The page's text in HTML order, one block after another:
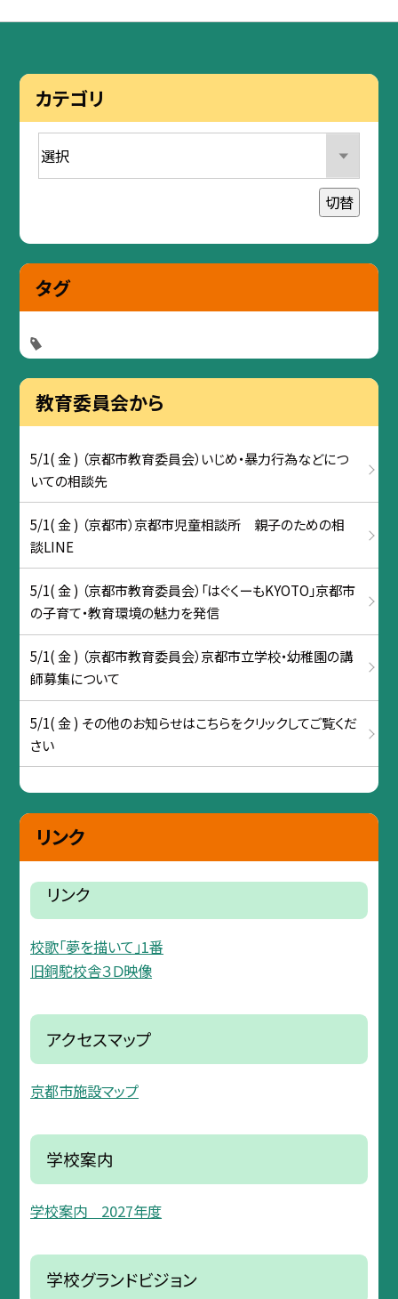
カテゴリ
切替
タグ
教育委員会から
5/1( 金 ) （京都市教育委員会）いじめ・暴力行為などにつ
いての相談先
5/1( 金 ) （京都市）京都市児童相談所 親子のための相
談LINE
5/1( 金 ) （京都市教育委員会）「はぐくーもKYOTO」京都市
の子育て・教育環境の魅力を発信
5/1( 金 ) （京都市教育委員会）京都市立学校・幼稚園の講
師募集について
5/1( 金 ) その他のお知らせはこちらをクリックしてご覧くだ
さい
リンク
リンク
校歌「夢を描いて」1番
旧銅駝校舎３Ｄ映像
アクセスマップ
京都市施設マップ
学校案内
学校案内 2027年度
学校グランドビジョン